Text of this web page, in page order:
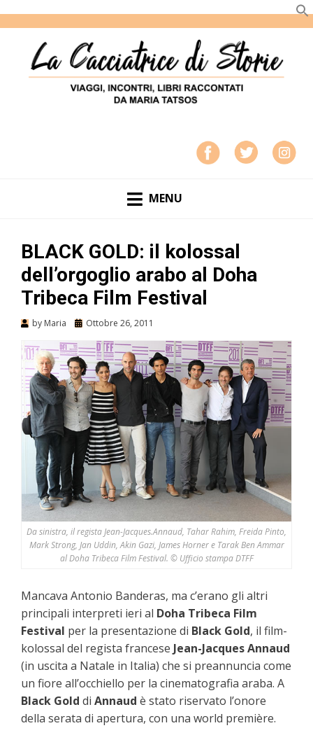
LA CACCIATRICE DI STORIE
VIAGGI, INCONTRI, LIBRI RACCONTATI DA MARIA
TATSOS
MENU
BLACK GOLD: il kolossal
dell’orgoglio arabo al Doha
Tribeca Film Festival
by Maria Ottobre 26, 2011
Da sinistra, il regista Jean-Jacques.Annaud, Tahar Rahim, Freida Pinto,
Mark Strong, Jan Uddin, Akin Gazi, James Horner e Tarak Ben Ammar
al Doha Tribeca Film Festival. © Ufficio stampa DTFF
Mancava Antonio Banderas, ma c’erano gli altri
principali interpreti ieri al Doha Tribeca Film
Festival per la presentazione di Black Gold, il film-
kolossal del regista francese Jean-Jacques Annaud
(in uscita a Natale in Italia) che si preannuncia come
un fiore all’occhiello per la cinematografia araba. A
Black Gold di Annaud è stato riservato l’onore
della serata di apertura, con una world première.